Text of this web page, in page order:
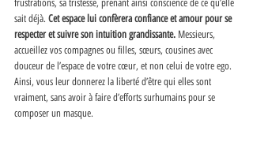
frustrations, sa tristesse, prenant ainsi conscience de ce qu’elle
sait déjà. Cet espace lui confèrera confiance et amour pour se
respecter et suivre son intuition grandissante. Messieurs,
accueillez vos compagnes ou filles, sœurs, cousines avec
douceur de l’espace de votre cœur, et non celui de votre ego.
Ainsi, vous leur donnerez la liberté d’être qui elles sont
vraiment, sans avoir à faire d’efforts surhumains pour se
composer un masque.